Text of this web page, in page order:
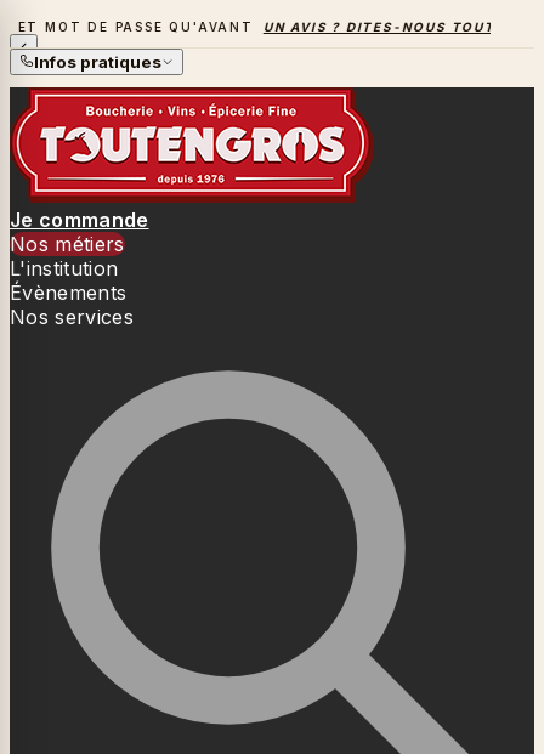
QU'AVANT UN AVIS ? DITES-NOUS TOUT → LA SAISON
LA SAISON DES BARBECUES BAT SON PLEIN
Infos pratiques
Je commande
Nos métiers
L'institution
Évènements
Nos services